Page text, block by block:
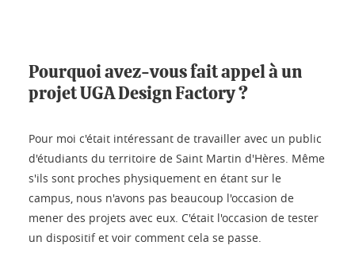
Pourquoi avez-vous fait appel à un
projet UGA Design Factory ?
Pour moi c'était intéressant de travailler avec un public
d'étudiants du territoire de Saint Martin d'Hères. Même
s'ils sont proches physiquement en étant sur le
campus, nous n'avons pas beaucoup l'occasion de
mener des projets avec eux. C'était l'occasion de tester
un dispositif et voir comment cela se passe.